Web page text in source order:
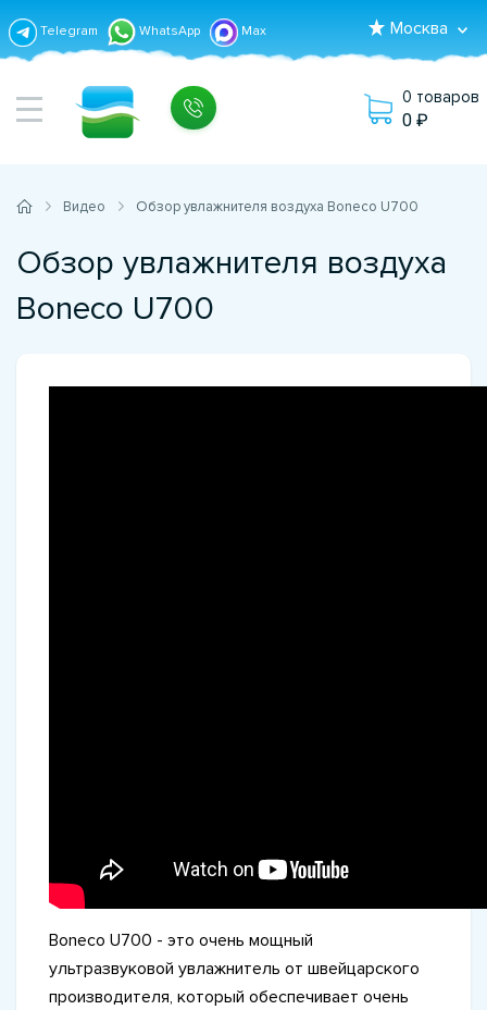
Telegram WhatsApp Max Москва
0 товаров
0
Видео Обзор увлажнителя воздуха Boneco U700
Обзор увлажнителя воздуха
Boneco U700
Boneco U700 - это очень мощный
ультразвуковой увлажнитель от швейцарского
производителя, который обеспечивает очень